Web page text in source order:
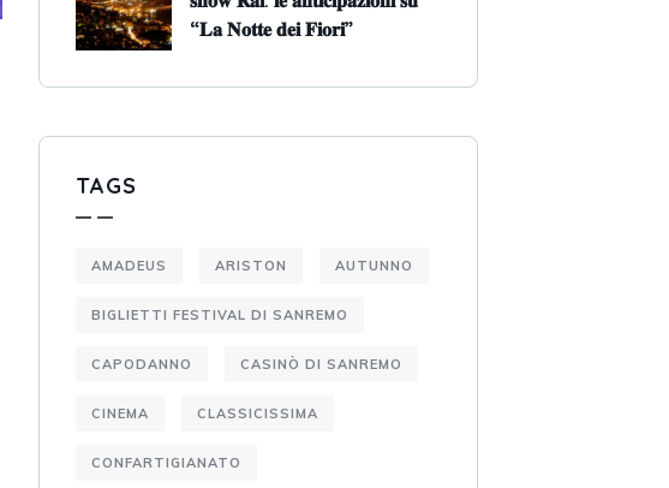
“𝐋𝐚 𝐍𝐨𝐭𝐭𝐞 𝐝𝐞𝐢 𝐅𝐢𝐨𝐫𝐢”
TAGS
AMADEUS ARISTON AUTUNNO
BIGLIETTI FESTIVAL DI SANREMO
CAPODANNO CASINÒ DI SANREMO
CINEMA CLASSICISSIMA
CONFARTIGIANATO